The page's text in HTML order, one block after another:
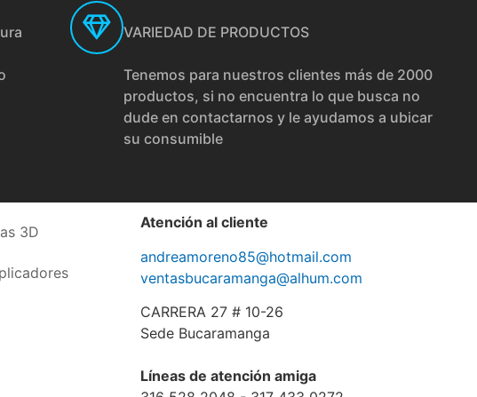
VARIEDAD DE PRODUCTOS
Tenemos para nuestros clientes más de 2000
productos, si no encuentra lo que busca no
dude en contactarnos y le ayudamos a ubicar
su consumible
3D
Atención al cliente
andreamoreno85@hotmail.com
ventasbucaramanga@alhum.com
CARRERA 27 # 10-26
Sede Bucaramanga
Líneas de atención amiga